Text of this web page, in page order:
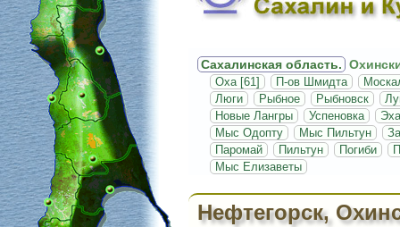
Сахалинская область.
Оха [61] П-ов Шмидта
Люги
Рыбное Рыбновск
Новые Лангры
Успеновка
Мыс Одопту
Мыс Пильтун
Паромай
Пильтун Погиби
Мыс Елизаветы
Нефтегорск,